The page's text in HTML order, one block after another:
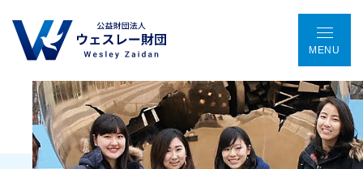
MENU
TOP アクセス ENGLISH 会議室予約 お問い合わせ